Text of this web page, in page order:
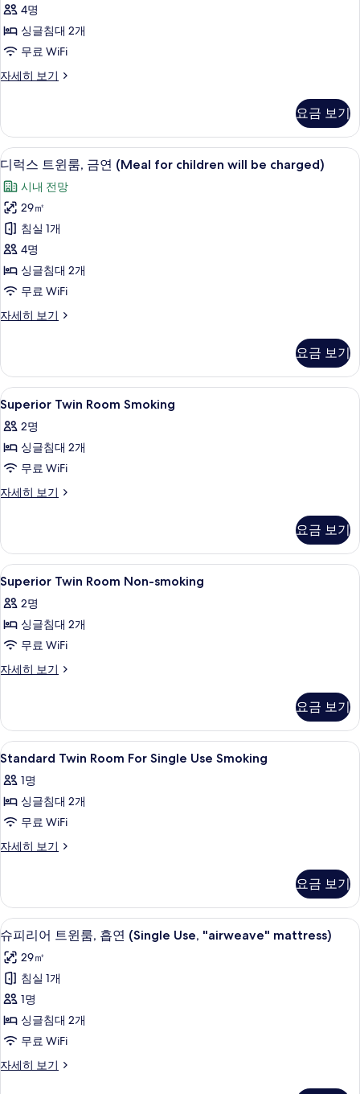
보
기
세
히
보
기
룸,
흡
(Meal
will
be
charged)
사
진
모
두
보
기
4명
싱글침대 2개
무료 WiFi
자세히 보기
디
윈
룸,
흡
연
(Meal
for
children
will
be
charged)
자
세
보
요금 보기
디
럭
스
트
윈
룸,
금
(Meal
will
be
charged)
사
진
모
두
기
고급 침구, 암막 커튼, 방음 설비, 다리
9
디럭스 트윈룸, 금연 (Meal for children will be charged)
시내 전망
29㎡
침실 1개
4명
싱글침대 2개
무료 WiFi
자세히 보기
디
윈
룸,
금
(Meal
for
will
be
charged)
히
기
요금 보기
Superior
Twin
Room
Smoking
사
진
보
기
고급 침구, 암막 커튼, 방음 설비, 다리
1
Superior Twin Room Smoking
2명
싱글침대 2개
무료 WiFi
자세히 보기
Superior
자
세
히
기
요금 보기
Superior
Twin
Room
Non-
smoking
사
두
보
기
고급 침구, 암막 커튼, 방음 설비, 다리
1
Superior Twin Room Non-smoking
2명
싱글침대 2개
무료 WiFi
자세히 보기
Superior
smoking
자
세
보
기
요금 보기
Standard
Twin
Room
For
Single
Use
진
모
두
보
기
고급 침구, 암막 커튼, 방음 설비, 다리
1
Standard Twin Room For Single Use Smoking
1명
싱글침대 2개
무료 WiFi
자세히 보기
Standard
Single
Use
Smoking
자
세
히
보
기
요금 보기
슈
피
리
어
트
윈
흡
고급 침구, 암막 커튼, 방음 설비, 다리
9
슈피리어 트윈룸, 흡연 (Single Use, "airweave" mattress)
29㎡
침실 1개
1명
싱글침대 2개
무료 WiFi
자세히 보기
슈